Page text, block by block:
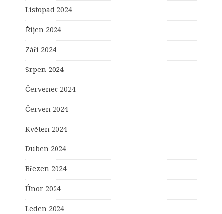
Listopad 2024
Říjen 2024
Září 2024
Srpen 2024
Červenec 2024
Červen 2024
Květen 2024
Duben 2024
Březen 2024
Únor 2024
Leden 2024